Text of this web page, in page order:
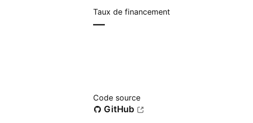
Taux de financement
—
Code source
GitHub